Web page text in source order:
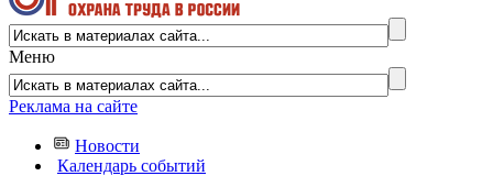
Меню
Реклама на сайте
Новости
Календарь событий